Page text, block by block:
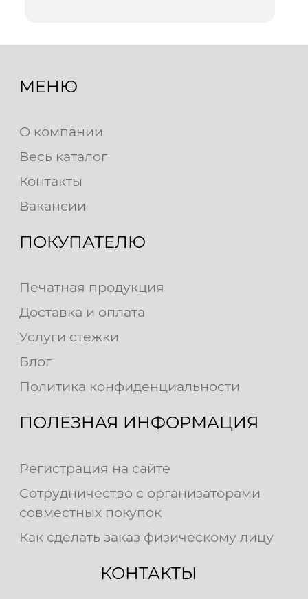
МЕНЮ
О компании
Весь каталог
Контакты
Вакансии
ПОКУПАТЕЛЮ
Печатная продукция
Доставка и оплата
Услуги стежки
Блог
Политика конфиденциальности
ПОЛЕЗНАЯ ИНФОРМАЦИЯ
Регистрация на сайте
Сотрудничество с организаторами
совместных покупок
Как сделать заказ физическому лицу
КОНТАКТЫ